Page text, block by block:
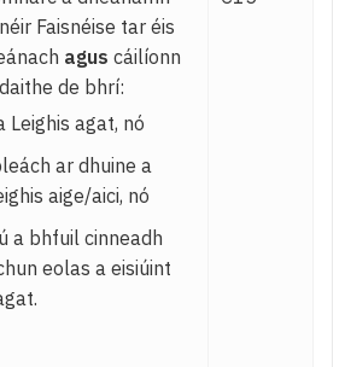
Faisnéise tar éis
agus cáilíonn
de bhrí:
Leighis agat, nó
ar dhuine a
aige/aici, nó
a bhfuil cinneadh
eolas a eisiúint